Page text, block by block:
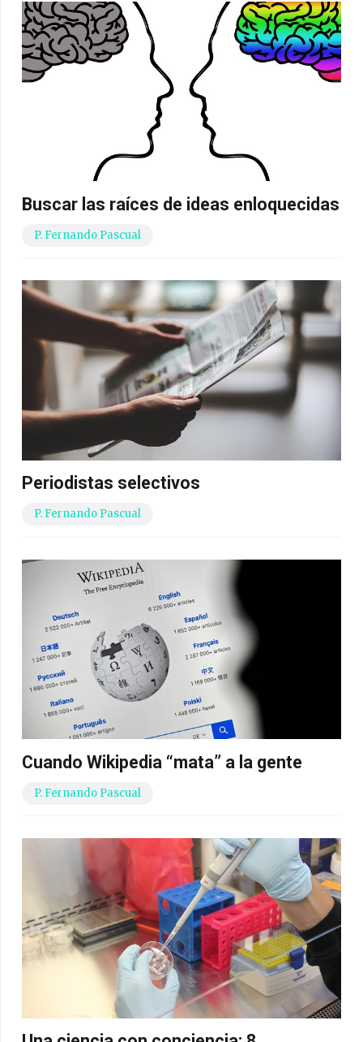
Buscar las raíces de ideas enloquecidas
P. Fernando Pascual
Periodistas selectivos
P. Fernando Pascual
Cuando Wikipedia “mata” a la gente
P. Fernando Pascual